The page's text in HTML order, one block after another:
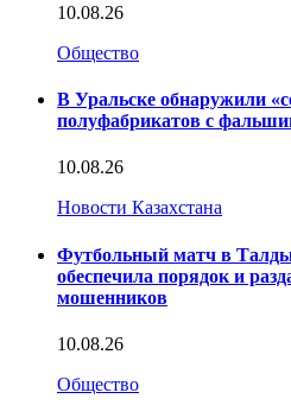
10.08.26
Общество
В Уральске обнаружили
полуфабрикатов с
10.08.26
Новости Казахстана
Футбольный матч в
обеспечила порядок и
мошенников
10.08.26
Общество